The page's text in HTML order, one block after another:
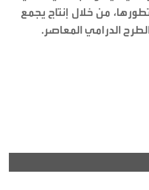
من خلال إنتاج يجمع
الدرامي المعاصر.